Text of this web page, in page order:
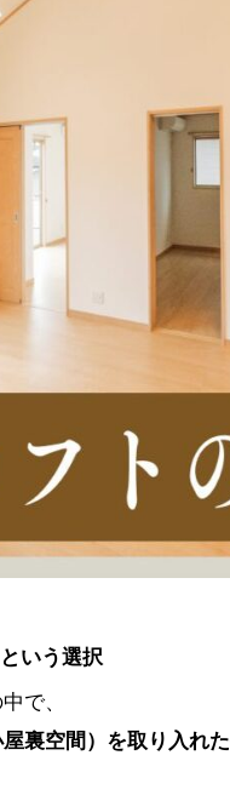
いう選択
で、
屋裏空間）を取り入れ